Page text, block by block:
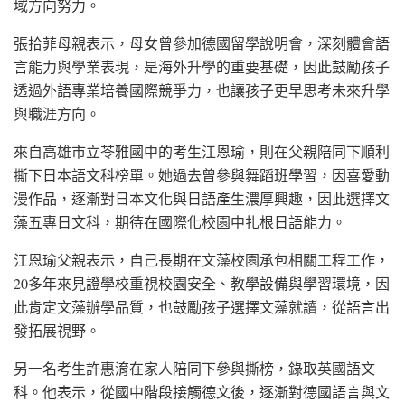
域方向努力。
張拾菲母親表示，母女曾參加德國留學說明會，深刻體會語
言能力與學業表現，是海外升學的重要基礎，因此鼓勵孩子
透過外語專業培養國際競爭力，也讓孩子更早思考未來升學
與職涯方向。
來自高雄市立苓雅國中的考生江恩瑜，則在父親陪同下順利
撕下日本語文科榜單。她過去曾參與舞蹈班學習，因喜愛動
漫作品，逐漸對日本文化與日語產生濃厚興趣，因此選擇文
藻五專日文科，期待在國際化校園中扎根日語能力。
江恩瑜父親表示，自己長期在文藻校園承包相關工程工作，
20多年來見證學校重視校園安全、教學設備與學習環境，因
此肯定文藻辦學品質，也鼓勵孩子選擇文藻就讀，從語言出
發拓展視野。
另一名考生許惠淯在家人陪同下參與撕榜，錄取英國語文
科。他表示，從國中階段接觸德文後，逐漸對德國語言與文